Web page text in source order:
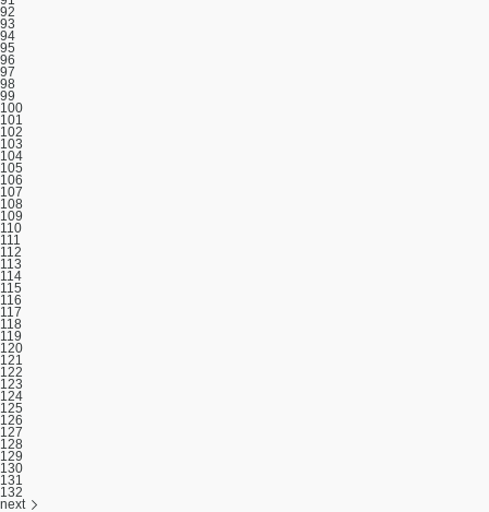
92
93
94
95
96
97
98
99
100
101
102
103
104
105
106
107
108
109
110
111
112
113
114
115
116
117
118
119
120
121
122
123
124
125
126
127
128
129
130
131
132
next